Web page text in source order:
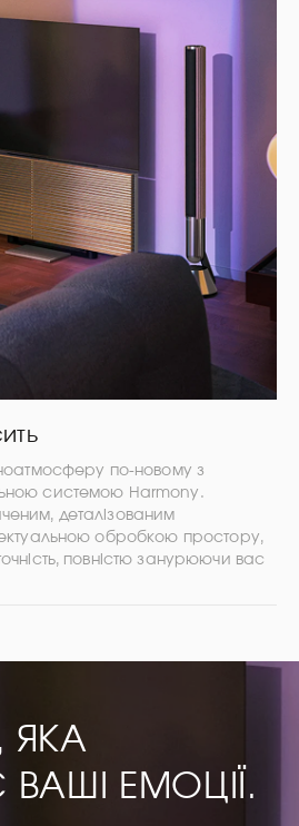
по-новому з
системою Harmony.
деталізованим
обробкою простору,
повністю занурюючи вас
ЯКА
ВАШІ ЕМОЦІЇ.